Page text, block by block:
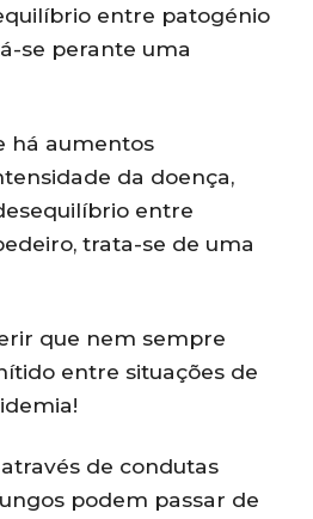
entre patogénio
se perante uma
há aumentos
da doença,
entre
trata-se de uma
que nem sempre
entre situações de
de condutas
podem passar de